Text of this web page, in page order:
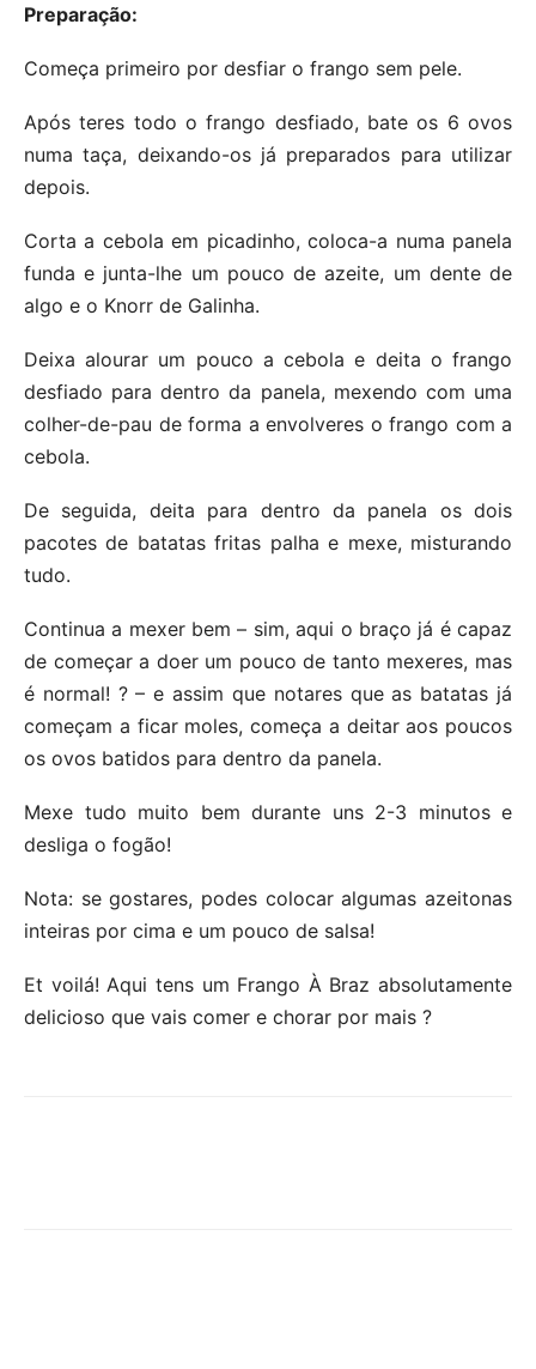
Preparação:
Começa primeiro por desfiar o frango sem pele.
Após teres todo o frango desfiado, bate os 6 ovos
numa taça, deixando-os já preparados para utilizar
depois.
Corta a cebola em picadinho, coloca-a numa panela
funda e junta-lhe um pouco de azeite, um dente de
algo e o Knorr de Galinha.
Deixa alourar um pouco a cebola e deita o frango
desfiado para dentro da panela, mexendo com uma
colher-de-pau de forma a envolveres o frango com a
cebola.
De seguida, deita para dentro da panela os dois
pacotes de batatas fritas palha e mexe, misturando
tudo.
Continua a mexer bem – sim, aqui o braço já é capaz
de começar a doer um pouco de tanto mexeres, mas
é normal! ? – e assim que notares que as batatas já
começam a ficar moles, começa a deitar aos poucos
os ovos batidos para dentro da panela.
Mexe tudo muito bem durante uns 2-3 minutos e
desliga o fogão!
Nota: se gostares, podes colocar algumas azeitonas
inteiras por cima e um pouco de salsa!
Et voilá! Aqui tens um Frango À Braz absolutamente
delicioso que vais comer e chorar por mais ?